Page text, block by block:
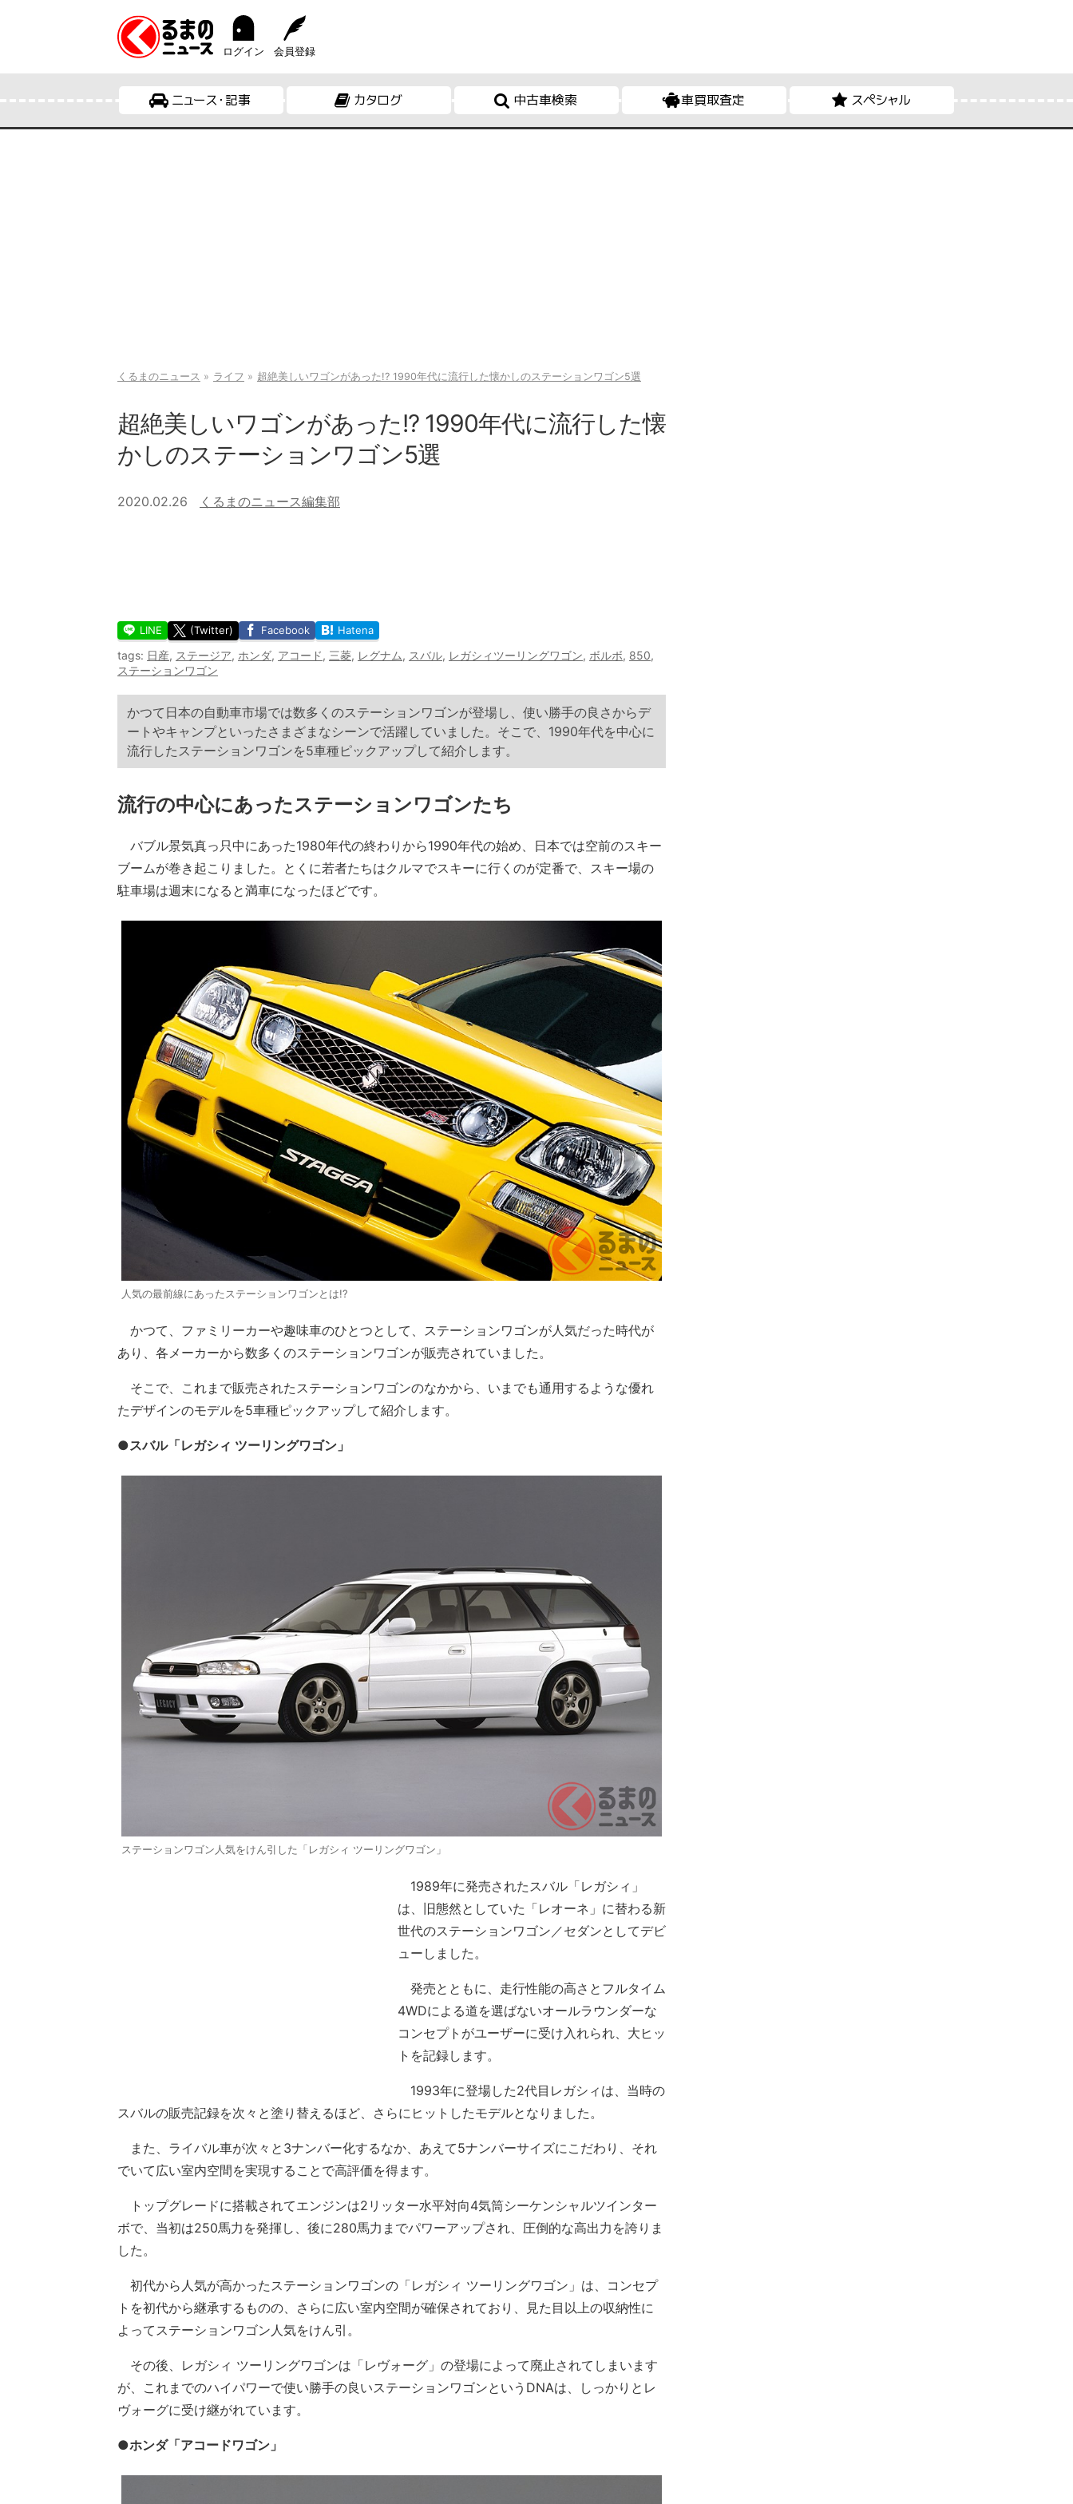
ログイン 会員登録
ニュース・記事 カタログ 中古車検索 車買取査定 スペシャル
くるまのニュース ライフ 超絶美しいワゴンがあった!? 1990年代に流行した懐かしのステーションワゴン5選
超絶美しいワゴンがあった!? 1990年代に流行した懐
かしのステーションワゴン5選
2020.02.26 くるまのニュース編集部
LINE (Twitter) Facebook Hatena
tags: 日産, ステージア, ホンダ, アコード, 三菱, レグナム, スバル, レガシィツーリングワゴン, ボルボ, 850,
ステーションワゴン
かつて日本の自動車市場では数多くのステーションワゴンが登場し、使い勝手の良さからデ
ートやキャンプといったさまざまなシーンで活躍していました。そこで、1990年代を中心に
流行したステーションワゴンを5車種ピックアップして紹介します。
流行の中心にあったステーションワゴンたち
バブル景気真っ只中にあった1980年代の終わりから1990年代の始め、日本では空前のスキー
ブームが巻き起こりました。とくに若者たちはクルマでスキーに行くのが定番で、スキー場の
駐車場は週末になると満車になったほどです。
人気の最前線にあったステーションワゴンとは!?
かつて、ファミリーカーや趣味車のひとつとして、ステーションワゴンが人気だった時代が
あり、各メーカーから数多くのステーションワゴンが販売されていました。
そこで、これまで販売されたステーションワゴンのなかから、いまでも通用するような優れ
たデザインのモデルを5車種ピックアップして紹介します。
●スバル「レガシィ ツーリングワゴン」
ステーションワゴン人気をけん引した「レガシィ ツーリングワゴン」
1989年に発売されたスバル「レガシィ」
は、旧態然としていた「レオーネ」に替わる新
世代のステーションワゴン／セダンとしてデビ
ューしました。
発売とともに、走行性能の高さとフルタイム
4WDによる道を選ばないオールラウンダーな
コンセプトがユーザーに受け入れられ、大ヒッ
トを記録します。
1993年に登場した2代目レガシィは、当時の
スバルの販売記録を次々と塗り替えるほど、さらにヒットしたモデルとなりました。
また、ライバル車が次々と3ナンバー化するなか、あえて5ナンバーサイズにこだわり、それ
でいて広い室内空間を実現することで高評価を得ます。
トップグレードに搭載されてエンジンは2リッター水平対向4気筒シーケンシャルツインター
ボで、当初は250馬力を発揮し、後に280馬力までパワーアップされ、圧倒的な高出力を誇りま
した。
初代から人気が高かったステーションワゴンの「レガシィ ツーリングワゴン」は、コンセプ
トを初代から継承するものの、さらに広い室内空間が確保されており、見た目以上の収納性に
よってステーションワゴン人気をけん引。
その後、レガシィ ツーリングワゴンは「レヴォーグ」の登場によって廃止されてしまいます
が、これまでのハイパワーで使い勝手の良いステーションワゴンというDNAは、しっかりとレ
ヴォーグに受け継がれています。
●ホンダ「アコードワゴン」